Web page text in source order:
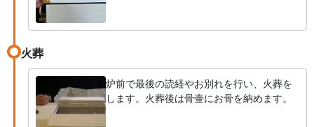
火葬
炉前で最後の読経やお別れを行い、火葬を
します。火葬後は骨壷にお骨を納めます。